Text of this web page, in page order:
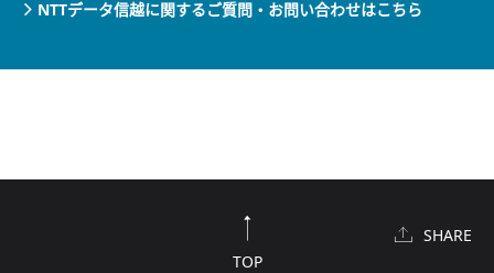
NTTデータ信越に関するご質問・お問い合わせはこちら
TOP
SHARE